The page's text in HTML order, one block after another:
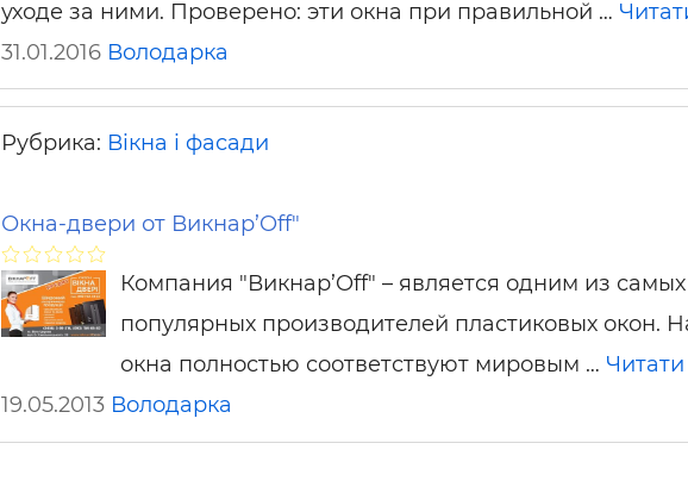
Будівельні і ремонтні послуги
Робота в
уходе за ними. Проверено: эти окна при правильной …
31.01.2016 Володарка
Рубрика: Вікна і фасади
Окна-двери от Викнар’Off"
Компания "Викнар’Off" – является одним из самых
популярных производителей пластиковых окон.
окна полностью соответствуют мировым … Читати
19.05.2013 Володарка